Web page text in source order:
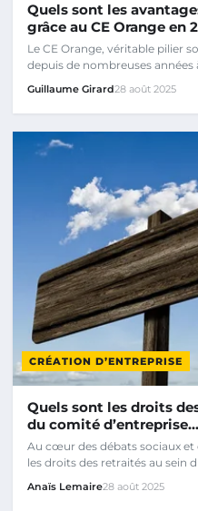
Quels sont les
grâce au CE Orange en
Le CE Orange, véritable pilier
depuis de nombreuses années
Guillaume Girard28 août 2025
CRÉATION D’ENTREPRISE
Quels sont les droits
du comité d’entreprise…
Au cœur des débats sociaux
les droits des retraités au sein
Anaïs Lemaire28 août 2025